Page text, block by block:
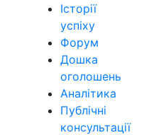
Історії
успіху
Форум
Дошка
оголошень
Аналітика
Публічні
консультації